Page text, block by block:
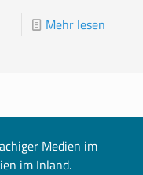
Mehr lesen
Medien im
im Inland.